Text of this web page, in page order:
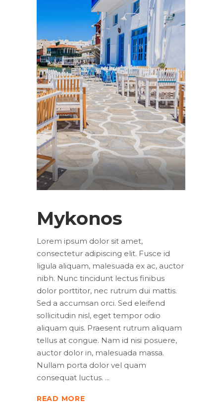
Mykonos
Lorem ipsum dolor sit amet,
consectetur adipiscing elit. Fusce id
ligula aliquam, malesuada ex ac, auctor
nibh. Nunc tincidunt lectus finibus
dolor porttitor, nec rutrum dui mattis.
Sed a accumsan orci. Sed eleifend
sollicitudin nisl, eget tempor odio
aliquam quis. Praesent rutrum aliquam
tellus at congue. Nam id nisi posuere,
auctor dolor in, malesuada massa.
Nullam porta dolor vel quam
consequat luctus.
READ MORE